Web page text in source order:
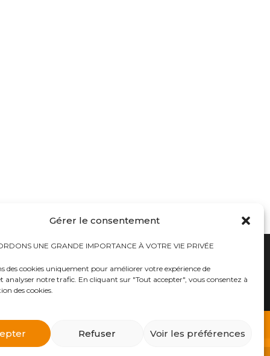
Gérer le consentement
UNE GRANDE IMPORTANCE À VOTRE VIE PRIVÉE
des cookies uniquement pour améliorer votre expérience de
analyser notre trafic. En cliquant sur "Tout accepter", vous consentez à
des cookies.
Refuser Voir les préférences
NRBC (masques à gaz, combinaison et
etc..») dans notre E-BOUTIQUE NRBC-E.
Bureaux tables bunkers NRBC-E
médicales
électromagnétique
Masques à gaz
Équipements accessoires Militaires Police Sécurité
de protection NBC Personnelle
et Alpiniste
Traitement d’eau – Purificateurs eau et filtres
Générateurs d’électricité-Piles à combustible